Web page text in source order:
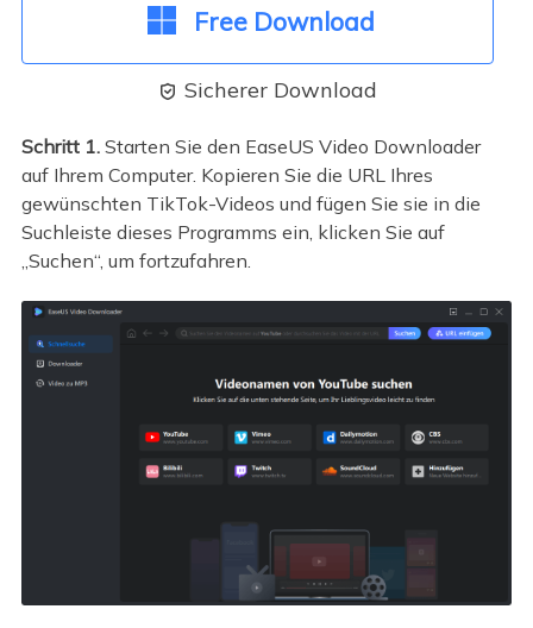
Free Download
 Sicherer Download
Schritt 1.Starten Sie den EaseUS Video Downloader
auf Ihrem Computer. Kopieren Sie die URL Ihres
gewünschten TikTok-Videos und fügen Sie sie in die
Suchleiste dieses Programms ein, klicken Sie auf
„Suchen“, um fortzufahren.